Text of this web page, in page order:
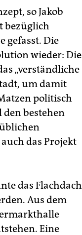
so Jakob
bezüglich
gefasst. Die
wieder: Die
„verständliche
um damit
politisch
bestehen
das Projekt
das Flachdach
Aus dem
Eine